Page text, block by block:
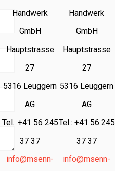
Handwerk
GmbH
Hauptstrasse
27
5316 Leuggern
AG
Tel.: +41 56 245
37 37
info@msenn-
Handwerk
GmbH
Hauptstrasse
27
5316 Leuggern
AG
Tel.: +41 56 245
37 37
info@msenn-